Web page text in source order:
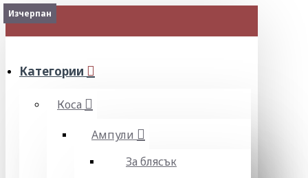
МЕНЮ
Категории
Коса
Ампули
За блясък
Изчерпан
Изчерпан